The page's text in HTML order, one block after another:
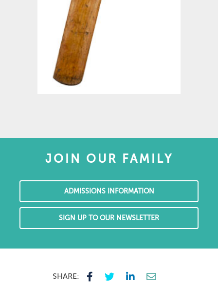
JOIN OUR FAMILY
ADMISSIONS INFORMATION
SIGN UP TO OUR NEWSLETTER
SHARE: